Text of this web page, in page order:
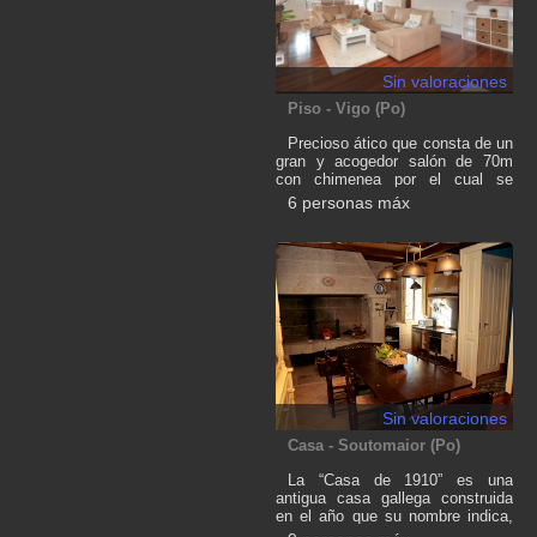
Sin valoraciones
Piso - Vigo (Po)
Precioso ático que consta de un
gran y acogedor salón de 70m
con chimenea por el cual se
accede a una terraza amueblada
y muy soleada para disfrutar de
cocina está totalmente equipada,
combi, lavadora, secadora,
lavavajillas, microondas, cafetera
Nespresso... Consta de tres
grandes dormitorios con tres
enormes baños en suite, cada
uno con su dormitorio. Todos los
baños con luz natural, uno con
bañera de hidromasaje y los otros
con cabina de hidromasaje.
Vivienda situada en una única
planta,adquiriendo una gran
seguridad.
6 personas máx
Sin valoraciones
Casa - Soutomaior (Po)
La “Casa de 1910” es una
antigua casa gallega construida
en el año que su nombre indica,